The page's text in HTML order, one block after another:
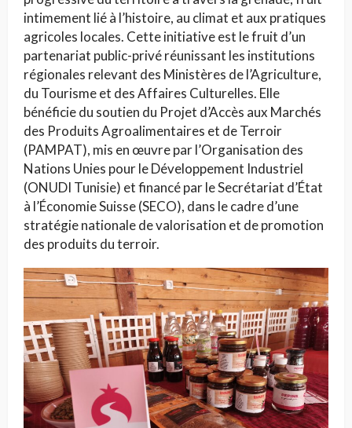
intimement lié à l’histoire, au climat et aux pratiques
agricoles locales. Cette initiative est le fruit d’un
partenariat public-privé réunissant les institutions
régionales relevant des Ministères de l’Agriculture,
du Tourisme et des Affaires Culturelles. Elle
bénéficie du soutien du Projet d’Accès aux Marchés
des Produits Agroalimentaires et de Terroir
(PAMPAT), mis en œuvre par l’Organisation des
Nations Unies pour le Développement Industriel
(ONUDI Tunisie) et financé par le Secrétariat d’État
à l’Économie Suisse (SECO), dans le cadre d’une
stratégie nationale de valorisation et de promotion
des produits du terroir.